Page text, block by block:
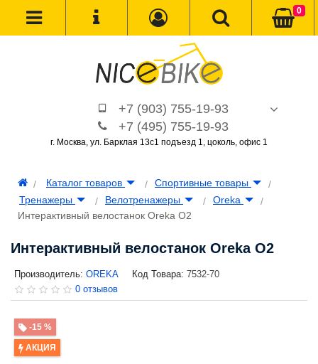
+7 (903) 755-19-93
+7 (495) 755-19-93
г. Москва, ул. Барклая 13с1 подъезд 1, цоколь, офис 1
0
Каталог товаров
Спортивные товары
Тренажеры
Велотренажеры
Oreka
Интерактивный велостанок Oreka O2
Интерактивный велостанок Oreka O2
Производитель: OREKA Код Товара: 7532-70
0 отзывов
-15 %
АКЦИЯ